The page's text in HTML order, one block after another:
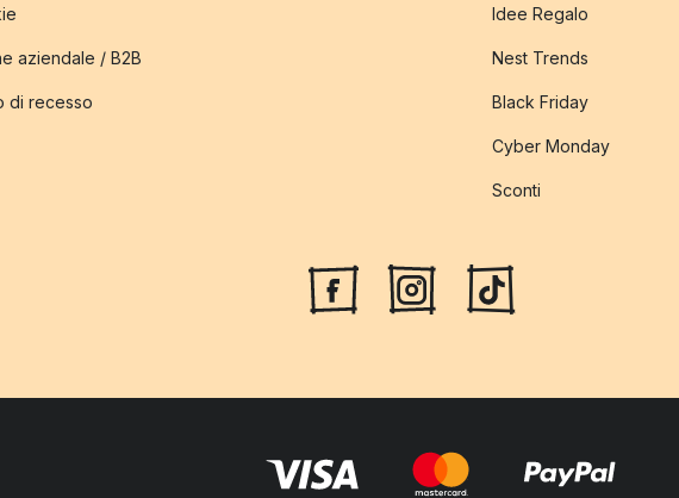
aziendale / B2B
di recesso
Idee Regalo
Nest Trends
Black Friday
Cyber Monday
Sconti